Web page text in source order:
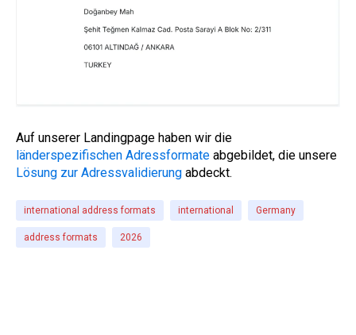
Auf unserer Landingpage haben wir die
länderspezifischen Adressformate abgebildet, die unsere
Lösung zur Adressvalidierung abdeckt.
international address formats international Germany
address formats 2026